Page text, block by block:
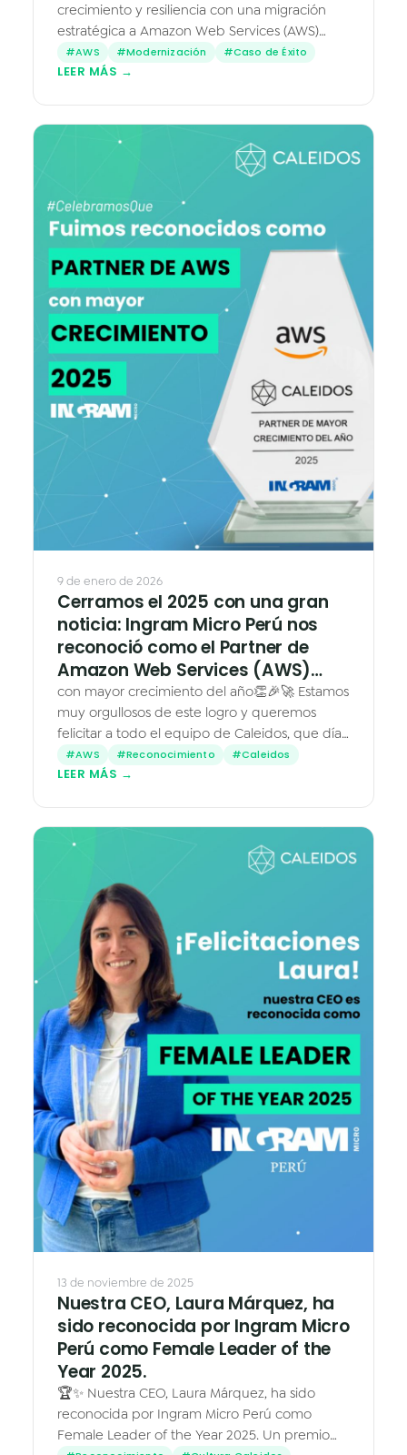
crecimiento y resiliencia con una migración
estratégica a Amazon Web Services (AWS)
Cuando el crecimiento se acelera, la
tecnología tiene que ir un paso adelante.…
#AWS #Modernización #Caso de Éxito
LEER MÁS →
9 de enero de 2026
Cerramos el 2025 con una gran
noticia: Ingram Micro Perú nos
reconoció como el Partner de
Amazon Web Services (AWS)…
con mayor crecimiento del año👏🎉🚀 Estamos
muy orgullosos de este logro y queremos
felicitar a todo el equipo de Caleidos, que día
a día hace que las cosas sucedan. Este es solo
el comienzo. El se…
#AWS #Reconocimiento #Caleidos
LEER MÁS →
13 de noviembre de 2025
Nuestra CEO, Laura Márquez, ha
sido reconocida por Ingram Micro
Perú como Female Leader of the
Year 2025.
🏆✨ Nuestra CEO, Laura Márquez, ha sido
reconocida por Ingram Micro Perú como
Female Leader of the Year 2025. Un premio